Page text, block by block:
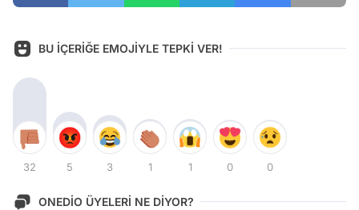
BU İÇERİĞE EMOJİYLE TEPKİ VER!
32 5 3 1 1 0 0
ONEDİO ÜYELERİ NE DİYOR?